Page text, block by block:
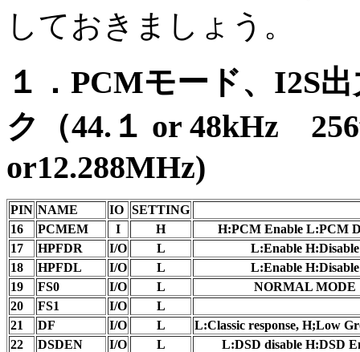
しておきましょう。
１．PCMモード、I2S
ク（44.１ or 48kHz
or12.288MHz)
PIN NAME IO SETTING
16
PCMEM I H
H:PCM Enable L:PCM
17
HPFDR I/O L
L:Enable H:Disable
18
HPFDL I/O L
L:Enable H:Disable
19
FS0 I/O L
NORMAL MODE
20
FS1 I/O
L
21
DF I/O L
L:Classic response, H;Low
22
DSDEN I/O L
L:DSD disable H:DSD